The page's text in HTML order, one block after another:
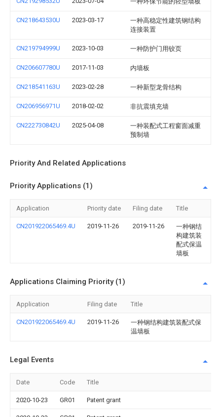
CN218643530U 2023-03-17
一种高稳定性建筑钢结构
连接装置
CN219794999U 2023-10-03 一种防护门用铰页
CN206607780U 2017-11-03 内墙板
CN218541163U 2023-02-28 一种新型龙骨结构
CN206956971U 2018-02-02 非抗震填充墙
CN222730842U 2025-04-08
一种装配式工程窗面减重
预制墙
Priority And Related Applications
Priority Applications (1)
Application Priority date Filing date Title
CN201922065469.4U 2019-11-26 2019-11-26
一种钢结
构建筑装
配式保温
墙板
Applications Claiming Priority (1)
Application Filing date Title
CN201922065469.4U 2019-11-26
一种钢结构建筑装配式保
温墙板
Legal Events
Date Code Title
2020-10-23 GR01 Patent grant